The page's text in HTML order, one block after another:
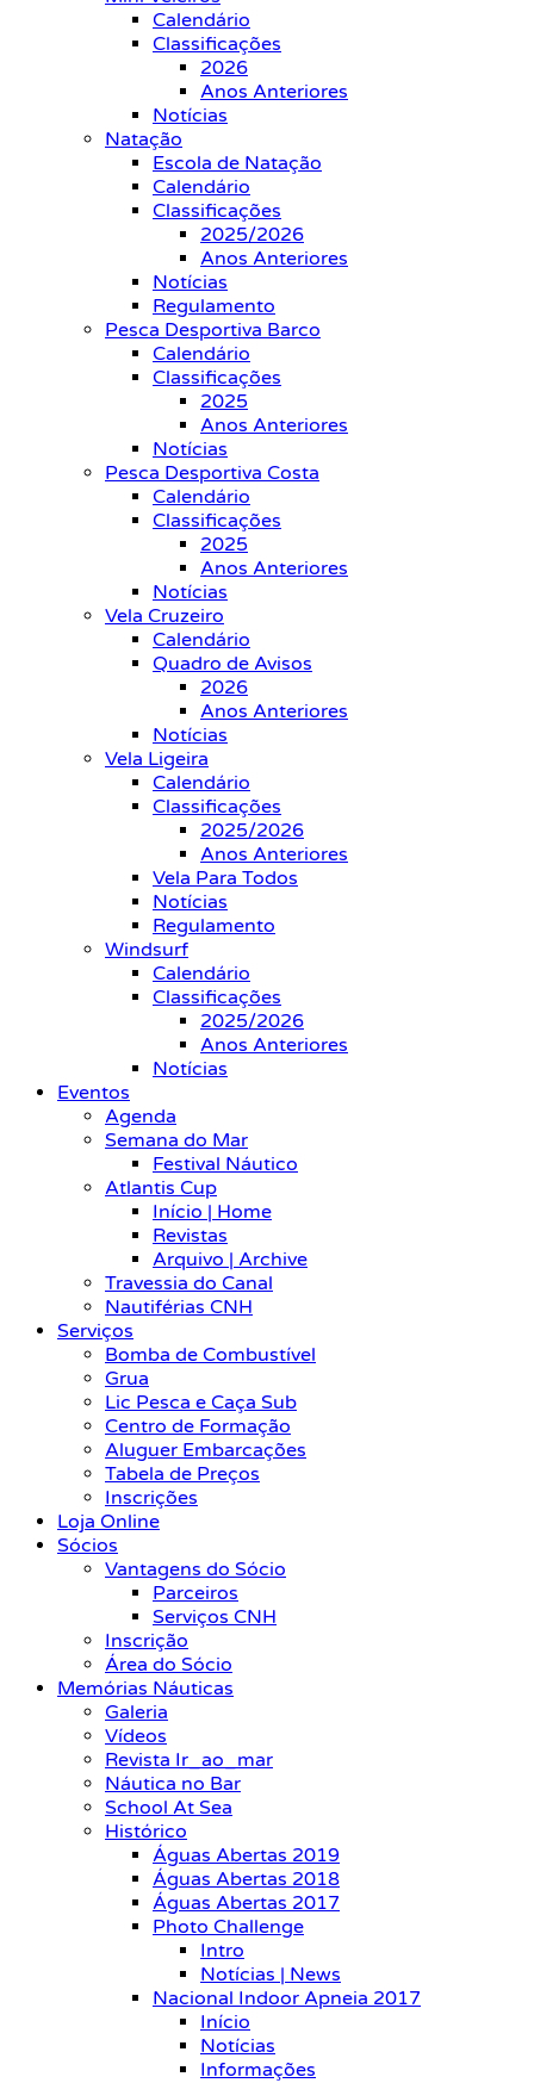
Calendário
Classificações
2026
Anos Anteriores
Notícias
Natação
Escola de Natação
Calendário
Classificações
2025/2026
Anos Anteriores
Notícias
Regulamento
Pesca Desportiva Barco
Calendário
Classificações
2025
Anos Anteriores
Notícias
Pesca Desportiva Costa
Calendário
Classificações
2025
Anos Anteriores
Notícias
Vela Cruzeiro
Calendário
Quadro de Avisos
2026
Anos Anteriores
Notícias
Vela Ligeira
Calendário
Classificações
2025/2026
Anos Anteriores
Vela Para Todos
Notícias
Regulamento
Windsurf
Calendário
Classificações
2025/2026
Anos Anteriores
Notícias
Eventos
Agenda
Semana do Mar
Festival Náutico
Atlantis Cup
Início | Home
Revistas
Arquivo | Archive
Travessia do Canal
Nautiférias CNH
Serviços
Bomba de Combustível
Grua
Lic Pesca e Caça Sub
Centro de Formação
Aluguer Embarcações
Tabela de Preços
Inscrições
Loja Online
Sócios
Vantagens do Sócio
Parceiros
Serviços CNH
Inscrição
Área do Sócio
Memórias Náuticas
Galeria
Vídeos
Revista Ir_ao_mar
Náutica no Bar
School At Sea
Histórico
Águas Abertas 2019
Águas Abertas 2018
Águas Abertas 2017
Photo Challenge
Intro
Notícias | News
Nacional Indoor Apneia 2017
Início
Notícias
Informações